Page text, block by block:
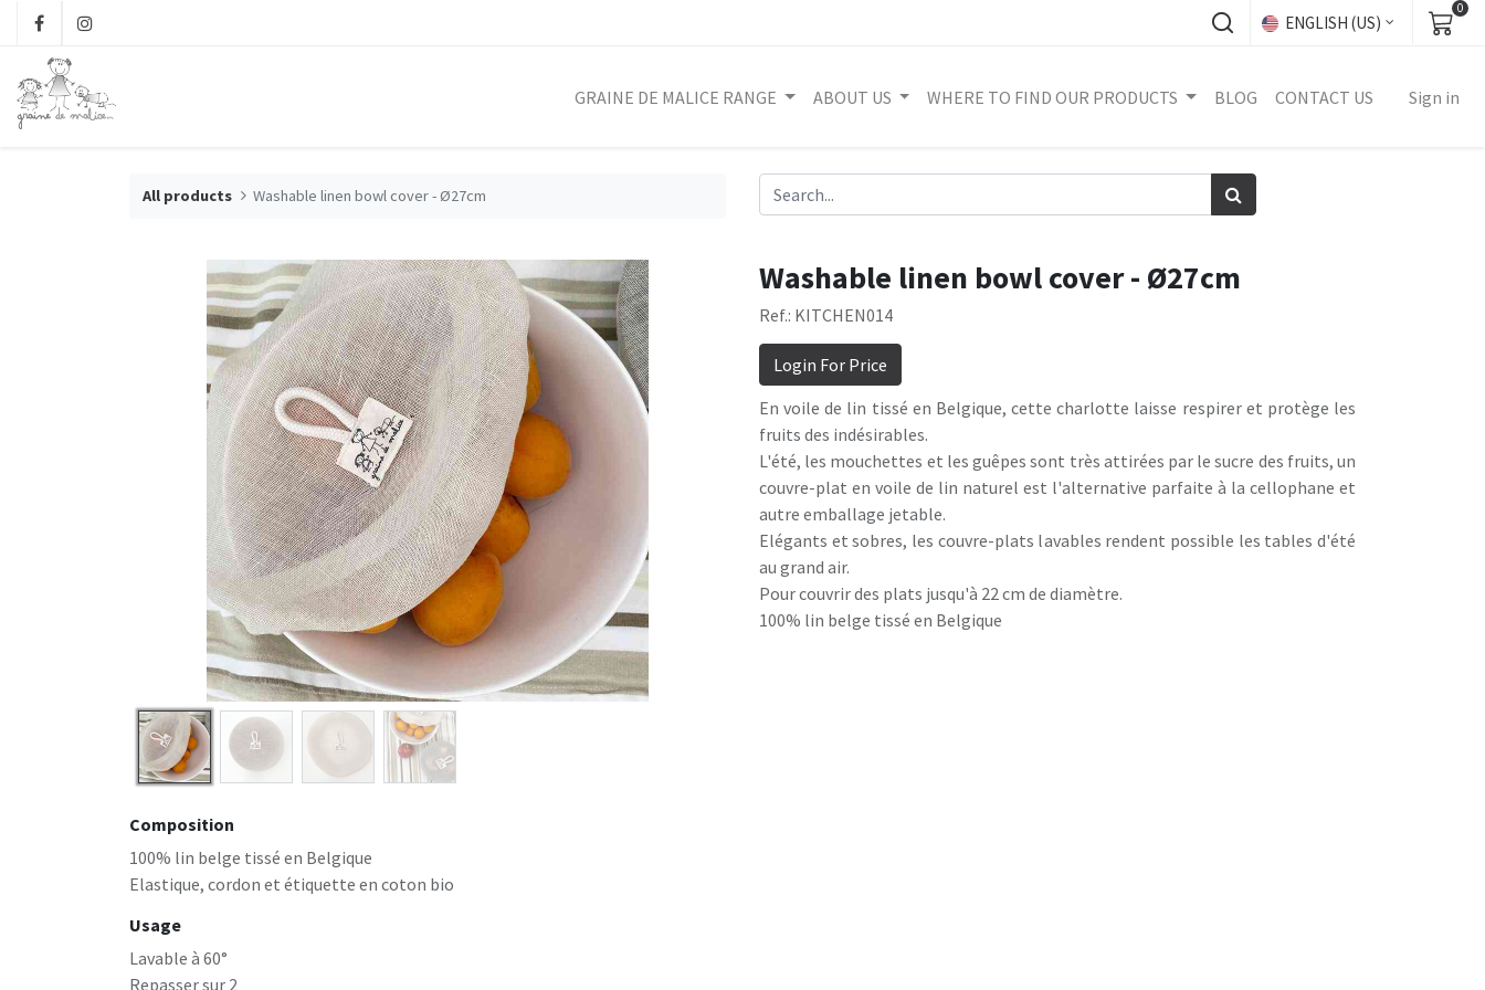
ENGLISH (US)
0
GRAINE DE MALICE RANGE ABOUT US WHERE TO FIND OUR PRODUCTS BLOG CONTACT US Sign in
All products Washable linen bowl cover - Ø27cm
Washable linen bowl cover - Ø27cm
Ref.: KITCHEN014
Login For Price
En voile de lin tissé en Belgique, cette charlotte laisse respirer et protège les
fruits des indésirables.
L'été, les mouchettes et les guêpes sont très attirées par le sucre des fruits, un
couvre-plat en voile de lin naturel est l'alternative parfaite à la cellophane et
autre emballage jetable.
Elégants et sobres, les couvre-plats lavables rendent possible les tables d'été
au grand air.
Pour couvrir des plats jusqu'à 22 cm de diamètre.
100% lin belge tissé en Belgique
100% lin belge tissé en Belgique
Elastique, cordon et étiquette en coton bio
Composition
Lavable à 60°
Repasser sur 2
Usage